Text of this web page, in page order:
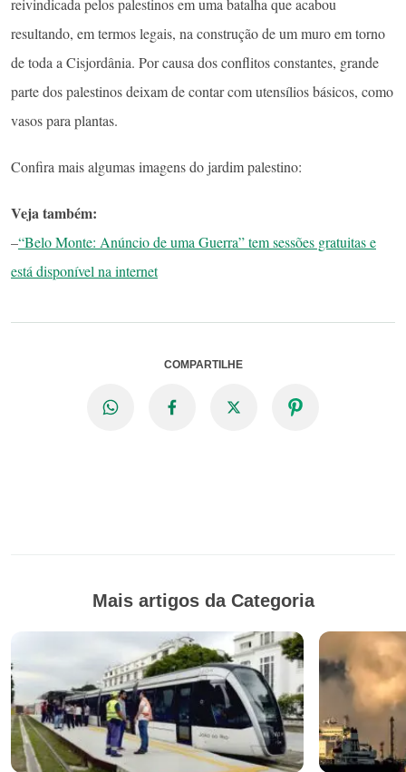
reivindicada pelos palestinos em uma batalha que acabou
resultando, em termos legais, na construção de um muro em torno
de toda a Cisjordânia. Por causa dos conflitos constantes, grande
parte dos palestinos deixam de contar com utensílios básicos, como
vasos para plantas.
Confira mais algumas imagens do jardim palestino:
Veja também:
–“Belo Monte: Anúncio de uma Guerra” tem sessões gratuitas e
está disponível na internet
COMPARTILHE
Mais artigos da Categoria